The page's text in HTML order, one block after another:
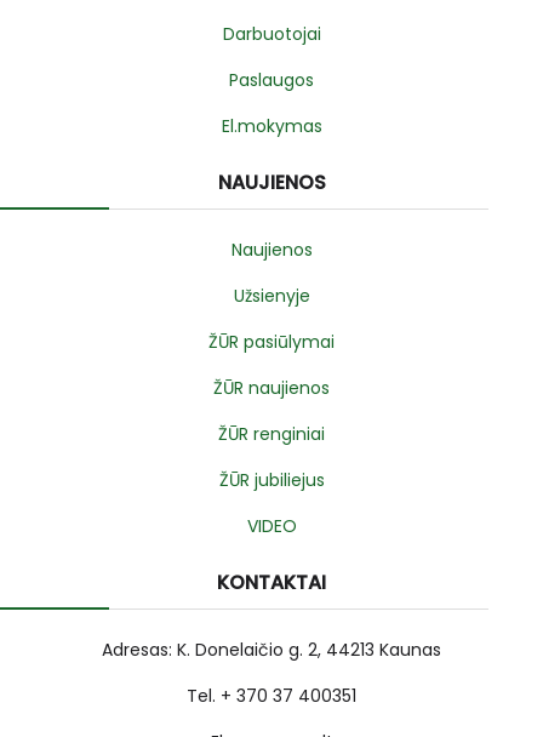
Darbuotojai
Paslaugos
El.mokymas
NAUJIENOS
Naujienos
Užsienyje
ŽŪR pasiūlymai
ŽŪR naujienos
ŽŪR renginiai
ŽŪR jubiliejus
VIDEO
KONTAKTAI
Adresas: K. Donelaičio g. 2, 44213 Kaunas
Tel. + 370 37 400351